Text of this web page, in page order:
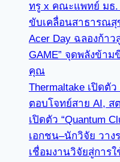
ทรู x คณะแพทย์ มธ.
ขับเคลื่อนสาธารณสุ
Acer Day ฉลองก้าว
GAME” จุดพลังข้า
คุณ
Thermaltake เปิดตั
ตอบโจทย์สาย AI, ส
เปิดตัว “Quantum
เอกชน–นักวิจัย วา
เชื่อมงานวิจัยสู่การ